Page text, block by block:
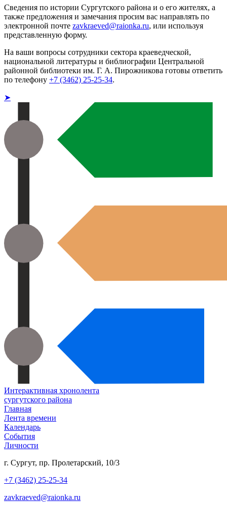
Сведения по истории Сургутского района и о его жителях, а
также предложения и замечания просим вас направлять по
электронной почте zavkraeved@raionka.ru, или используя
представленную форму.
На ваши вопросы сотрудники сектора краеведческой,
национальной литературы и библиографии Центральной
районной библиотеки им. Г. А. Пирожникова готовы ответить
по телефону +7 (3462) 25-25-34.
➤
Интерактивная хронолента
сургутского района
Главная
Лента времени
Календарь
События
Личности
г. Сургут, пр. Пролетарский, 10/3
+7 (3462) 25-25-34
zavkraeved@raionka.ru